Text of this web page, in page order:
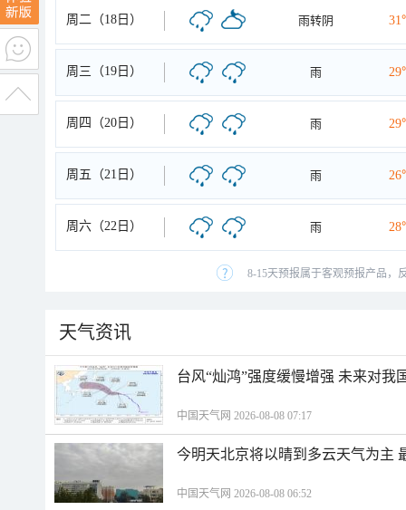
周二（18日） 雨转阴
周三（19日） 雨
周四（20日） 雨
周五（21日） 雨
周六（22日） 雨
8-15天预报属于客观预报产品，
天气资讯
台风“灿鸿”强度缓慢增强 未来对我
中国天气网 2026-08-08 07:17
今明天北京将以晴到多云天气为主
中国天气网 2026-08-08 06:52